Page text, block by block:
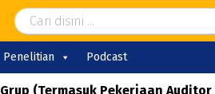
Penelitian Podcast
(Termasuk Pekerjaan Auditor